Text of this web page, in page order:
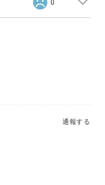
0
通報する